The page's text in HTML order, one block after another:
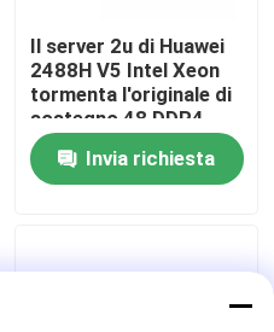
Il server 2u di Huawei
2488H V5 Intel Xeon
tormenta l'originale di
sostegno 48 DDR4
DIMMs
Invia richiesta